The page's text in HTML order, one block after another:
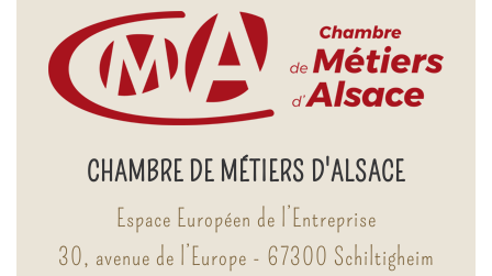
CHAMBRE DE MÉTIERS D'ALSACE
Espace Européen de l’Entreprise
30, avenue de l’Europe - 67300 Schiltigheim